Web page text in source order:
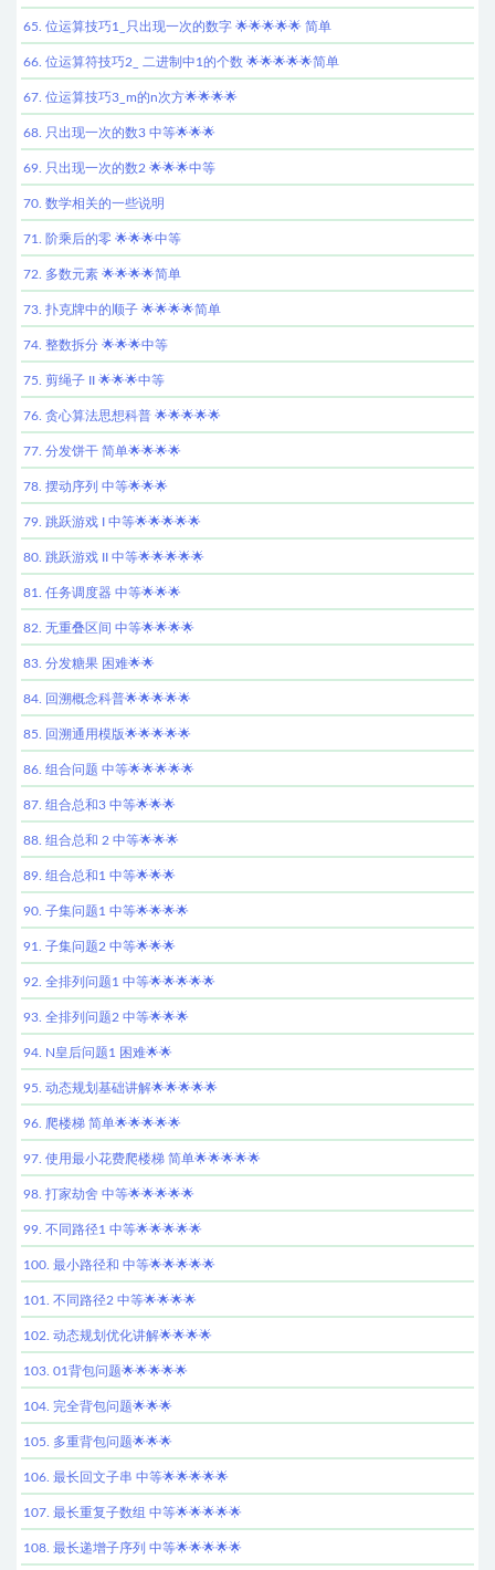
65. 位运算技巧1_只出现一次的数字 🌟🌟🌟🌟🌟 简单
66. 位运算符技巧2_ 二进制中1的个数 🌟🌟🌟🌟🌟简单
67. 位运算技巧3_m的n次方🌟🌟🌟🌟
68. 只出现一次的数3 中等🌟🌟🌟
69. 只出现一次的数2 🌟🌟🌟中等
70. 数学相关的一些说明
71. 阶乘后的零 🌟🌟🌟中等
72. 多数元素 🌟🌟🌟🌟简单
73. 扑克牌中的顺子 🌟🌟🌟🌟简单
74. 整数拆分 🌟🌟🌟中等
75. 剪绳子 II 🌟🌟🌟中等
76. 贪心算法思想科普 🌟🌟🌟🌟🌟
77. 分发饼干 简单🌟🌟🌟🌟
78. 摆动序列 中等🌟🌟🌟
79. 跳跃游戏 I 中等🌟🌟🌟🌟🌟
80. 跳跃游戏 II 中等🌟🌟🌟🌟🌟
81. 任务调度器 中等🌟🌟🌟
82. 无重叠区间 中等🌟🌟🌟🌟
83. 分发糖果 困难🌟🌟
84. 回溯概念科普🌟🌟🌟🌟🌟
85. 回溯通用模版🌟🌟🌟🌟🌟
86. 组合问题 中等🌟🌟🌟🌟🌟
87. 组合总和3 中等🌟🌟🌟
88. 组合总和 2 中等🌟🌟🌟
89. 组合总和1 中等🌟🌟🌟
90. 子集问题1 中等🌟🌟🌟🌟
91. 子集问题2 中等🌟🌟🌟
92. 全排列问题1 中等🌟🌟🌟🌟🌟
93. 全排列问题2 中等🌟🌟🌟
94. N皇后问题1 困难🌟🌟
95. 动态规划基础讲解🌟🌟🌟🌟🌟
96. 爬楼梯 简单🌟🌟🌟🌟🌟
97. 使用最小花费爬楼梯 简单🌟🌟🌟🌟🌟
98. 打家劫舍 中等🌟🌟🌟🌟🌟
99. 不同路径1 中等🌟🌟🌟🌟🌟
100. 最小路径和 中等🌟🌟🌟🌟🌟
101. 不同路径2 中等🌟🌟🌟🌟
102. 动态规划优化讲解🌟🌟🌟🌟
103. 01背包问题🌟🌟🌟🌟🌟
104. 完全背包问题🌟🌟🌟
105. 多重背包问题🌟🌟🌟
106. 最长回文子串 中等🌟🌟🌟🌟🌟
107. 最长重复子数组 中等🌟🌟🌟🌟🌟
108. 最长递增子序列 中等🌟🌟🌟🌟🌟